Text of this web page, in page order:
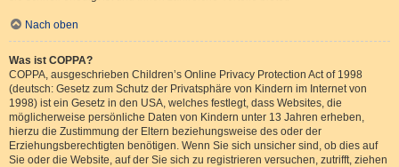
Nach oben
Was ist COPPA?
COPPA, ausgeschrieben Children’s Online Privacy Protection Act of 1998
(deutsch: Gesetz zum Schutz der Privatsphäre von Kindern im Internet von
1998) ist ein Gesetz in den USA, welches festlegt, dass Websites, die
möglicherweise persönliche Daten von Kindern unter 13 Jahren erheben,
hierzu die Zustimmung der Eltern beziehungsweise des oder der
Erziehungsberechtigten benötigen. Wenn Sie sich unsicher sind, ob dies auf
Sie oder die Website, auf der Sie sich zu registrieren versuchen, zutrifft, ziehen